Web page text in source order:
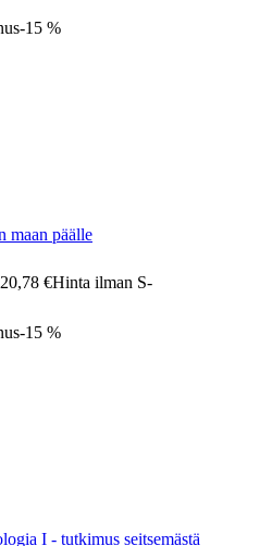
-15 %
maan päälle
20,78 €Hinta ilman S-
-15 %
I - tutkimus seitsemästä